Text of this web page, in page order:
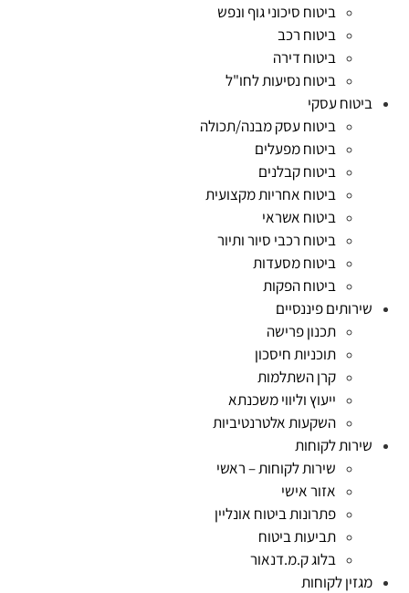
ביטוח סיכוני גוף ונפש
ביטוח רכב
ביטוח דירה
ביטוח נסיעות לחו"ל
ביטוח עסקי
ביטוח עסק מבנה/תכולה
ביטוח מפעלים
ביטוח קבלנים
ביטוח אחריות מקצועית
ביטוח אשראי
ביטוח רכבי סיור ותיור
ביטוח מסעדות
ביטוח הפקות
שירותים פיננסיים
תכנון פרישה
תוכניות חיסכון
קרן השתלמות
ייעוץ וליווי משכנתא
השקעות אלטרנטיביות
שירות לקוחות
שירות לקוחות – ראשי
אזור אישי
פתרונות ביטוח אונליין
תביעות ביטוח
בלוג ק.מ.דנאור
מגזין לקוחות